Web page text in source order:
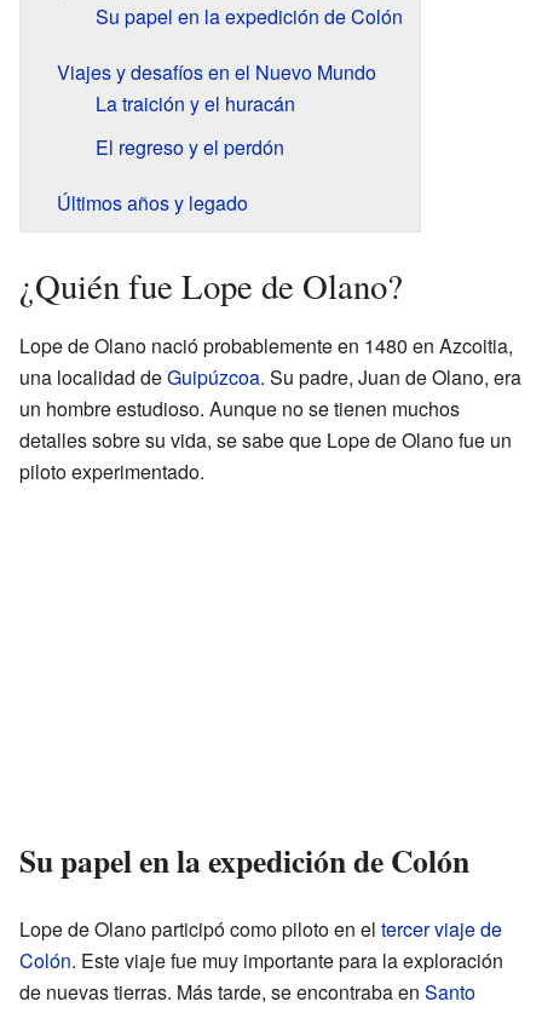
Su papel en la expedición de Colón
Viajes y desafíos en el Nuevo Mundo
La traición y el huracán
El regreso y el perdón
Últimos años y legado
¿Quién fue Lope de Olano?
Lope de Olano nació probablemente en 1480 en Azcoitia,
una localidad deGuipúzcoa. Su padre, Juan de Olano, era
un hombre estudioso. Aunque no se tienen muchos
detalles sobre su vida, se sabe que Lope de Olano fue un
piloto experimentado.
Su papel en la expedición de Colón
Lope de Olano participó como piloto en el tercer viaje de
Colón. Este viaje fue muy importante para la exploración
de nuevas tierras. Más tarde, se encontraba en Santo